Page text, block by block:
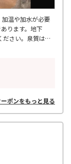
温や加水が必要
ります。地下
さい。泉質はナ
ーポンをもっと見る